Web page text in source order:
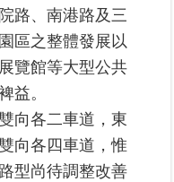
路、南港路及三
區之整體發展以
覽館等大型公共
益。
向各二車道，東
向各四車道，惟
型尚待調整改善